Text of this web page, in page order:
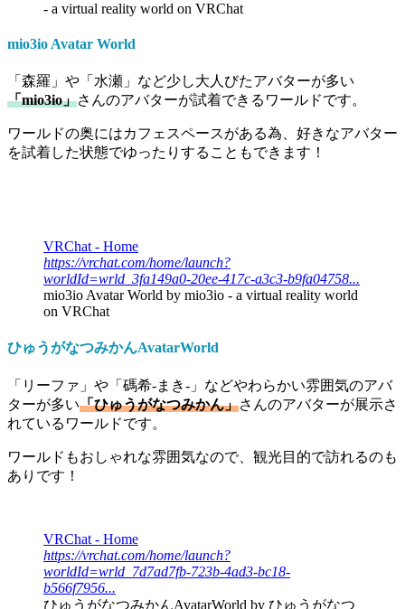
- a virtual reality world on VRChat
mio3io Avatar World
「森羅」や「水瀬」など少し大人びたアバターが多い
「mio3io」さんのアバターが試着できるワールドです。
ワールドの奥にはカフェスペースがある為、好きなアバター
を試着した状態でゆったりすることもできます！
VRChat - Home
https://vrchat.com/home/launch?
worldId=wrld_3fa149a0-20ee-417c-a3c3-b9fa04758...
mio3io Avatar World by mio3io - a virtual reality world
on VRChat
ひゅうがなつみかんAvatarWorld
「リーファ」や「碼希-まき-」などやわらかい雰囲気のアバ
ターが多い「ひゅうがなつみかん」さんのアバターが展示さ
れているワールドです。
ワールドもおしゃれな雰囲気なので、観光目的で訪れるのも
ありです！
VRChat - Home
https://vrchat.com/home/launch?
worldId=wrld_7d7ad7fb-723b-4ad3-bc18-
b566f7956...
ひゅうがなつみかんAvatarWorld by ひゅうがなつ